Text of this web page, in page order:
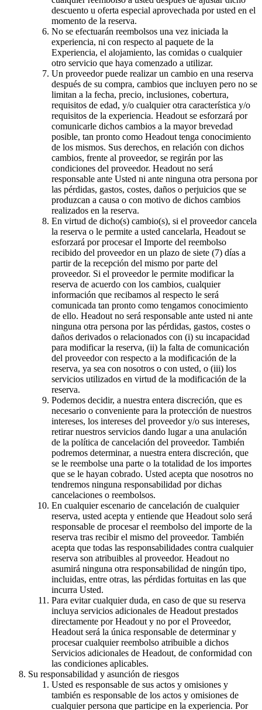
descuento u oferta especial aprovechada por usted en el
momento de la reserva.
No se efectuarán reembolsos una vez iniciada la
experiencia, ni con respecto al paquete de la
Experiencia, el alojamiento, las comidas o cualquier
otro servicio que haya comenzado a utilizar.
Un proveedor puede realizar un cambio en una reserva
después de su compra, cambios que incluyen pero no se
limitan a la fecha, precio, inclusiones, cobertura,
requisitos de edad, y/o cualquier otra característica y/o
requisitos de la experiencia. Headout se esforzará por
comunicarle dichos cambios a la mayor brevedad
posible, tan pronto como Headout tenga conocimiento
de los mismos. Sus derechos, en relación con dichos
cambios, frente al proveedor, se regirán por las
condiciones del proveedor. Headout no será
responsable ante Usted ni ante ninguna otra persona por
las pérdidas, gastos, costes, daños o perjuicios que se
produzcan a causa o con motivo de dichos cambios
realizados en la reserva.
En virtud de dicho(s) cambio(s), si el proveedor cancela
la reserva o le permite a usted cancelarla, Headout se
esforzará por procesar el Importe del reembolso
recibido del proveedor en un plazo de siete (7) días a
partir de la recepción del mismo por parte del
proveedor. Si el proveedor le permite modificar la
reserva de acuerdo con los cambios, cualquier
información que recibamos al respecto le será
comunicada tan pronto como tengamos conocimiento
de ello. Headout no será responsable ante usted ni ante
ninguna otra persona por las pérdidas, gastos, costes o
daños derivados o relacionados con (i) su incapacidad
para modificar la reserva, (ii) la falta de comunicación
del proveedor con respecto a la modificación de la
reserva, ya sea con nosotros o con usted, o (iii) los
servicios utilizados en virtud de la modificación de la
reserva.
Podemos decidir, a nuestra entera discreción, que es
necesario o conveniente para la protección de nuestros
intereses, los intereses del proveedor y/o sus intereses,
retirar nuestros servicios dando lugar a una anulación
de la política de cancelación del proveedor. También
podremos determinar, a nuestra entera discreción, que
se le reembolse una parte o la totalidad de los importes
que se le hayan cobrado. Usted acepta que nosotros no
tendremos ninguna responsabilidad por dichas
cancelaciones o reembolsos.
En cualquier escenario de cancelación de cualquier
reserva, usted acepta y entiende que Headout solo será
responsable de procesar el reembolso del importe de la
reserva tras recibir el mismo del proveedor. También
acepta que todas las responsabilidades contra cualquier
reserva son atribuibles al proveedor. Headout no
asumirá ninguna otra responsabilidad de ningún tipo,
incluidas, entre otras, las pérdidas fortuitas en las que
incurra Usted.
Para evitar cualquier duda, en caso de que su reserva
incluya servicios adicionales de Headout prestados
directamente por Headout y no por el Proveedor,
Headout será la única responsable de determinar y
procesar cualquier reembolso atribuible a dichos
Servicios adicionales de Headout, de conformidad con
las condiciones aplicables.
Su responsabilidad y asunción de riesgos
Usted es responsable de sus actos y omisiones y
también es responsable de los actos y omisiones de
cualquier persona que participe en la experiencia. Por